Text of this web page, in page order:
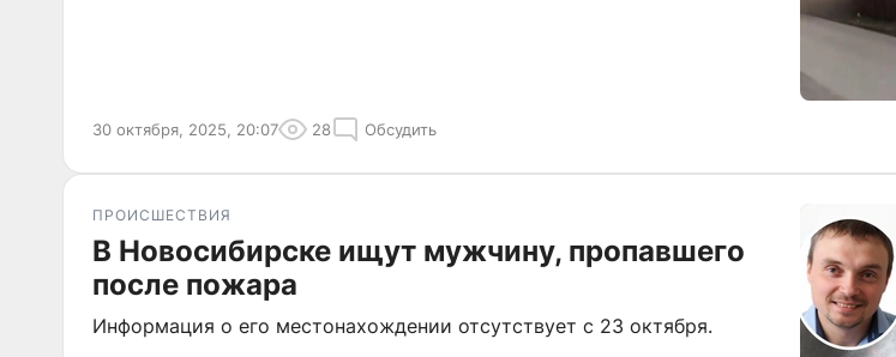
30 октября, 2025, 20:07 28 Обсудить
ПРОИСШЕСТВИЯ
В Новосибирске ищут мужчину, пропавшего
после пожара
Информация о его местонахождении отсутствует с 23 октября.